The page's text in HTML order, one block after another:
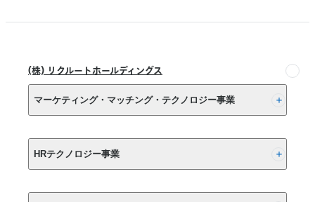
(株) リクルートホールディングス
マーケティング・マッチング・テクノロジー事業
(株) リクルート
HRテクノロジー事業
(株) インディードリクルートパートナーズ